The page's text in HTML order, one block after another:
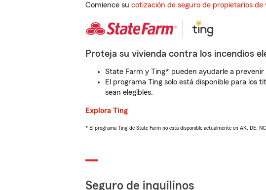
Comience su cotización de seguro de propietarios de
Proteja su vivienda contra los incendios
State Farm y Ting* pueden ayudarle a
El programa Ting solo está disponible para los
sean elegibles.
Explora Ting
* El programa Ting de State Farm no está disponible actualmente en AK, DE,
Seguro de inquilinos